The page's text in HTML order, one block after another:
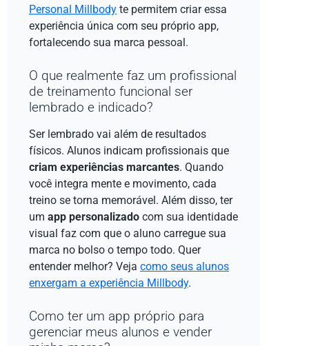
Personal Millbody te permitem criar essa
experiência única com seu próprio app,
fortalecendo sua marca pessoal.
O que realmente faz um profissional
de treinamento funcional ser
lembrado e indicado?
Ser lembrado vai além de resultados
físicos. Alunos indicam profissionais que
criam experiências marcantes. Quando
você integra mente e movimento, cada
treino se torna memorável. Além disso, ter
um app personalizado com sua identidade
visual faz com que o aluno carregue sua
marca no bolso o tempo todo. Quer
entender melhor? Veja como seus alunos
enxergam a experiência Millbody.
Como ter um app próprio para
gerenciar meus alunos e vender